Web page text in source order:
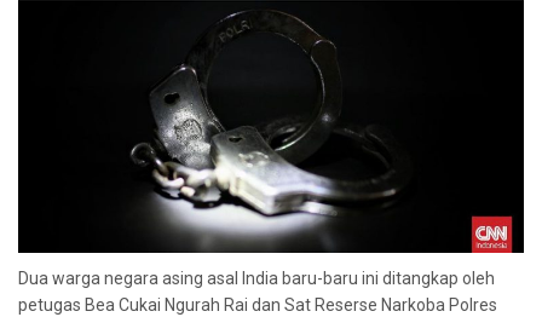
Dua warga negara asing asal India baru-baru ini ditangkap oleh
petugas Bea Cukai Ngurah Rai dan Sat Reserse Narkoba Polres